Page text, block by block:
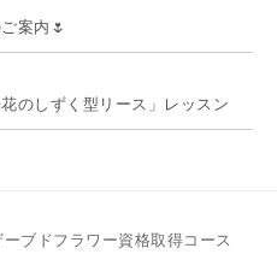
案内🌷
のしずく型リース」レッスン
ブドフラワー資格取得コース